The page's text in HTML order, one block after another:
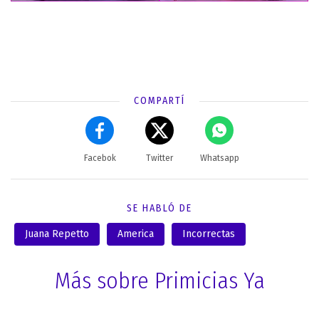
COMPARTÍ
Facebok Twitter Whatsapp
SE HABLÓ DE
Juana Repetto America Incorrectas
Más sobre Primicias Ya